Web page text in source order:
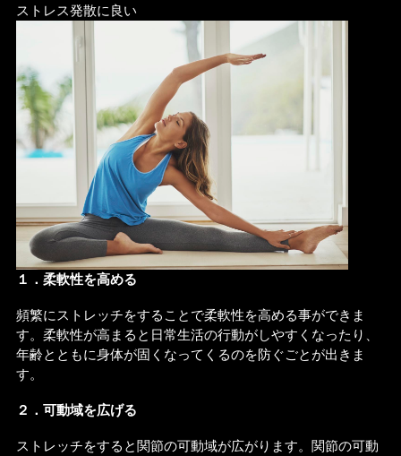
ストレス発散に良い
１．柔軟性を高める
頻繁にストレッチをすることで柔軟性を高める事ができま
す。柔軟性が高まると日常生活の行動がしやすくなったり、
年齢とともに身体が固くなってくるのを防ぐごとが出きま
す。
２．可動域を広げる
ストレッチをすると関節の可動域が広がります。関節の可動